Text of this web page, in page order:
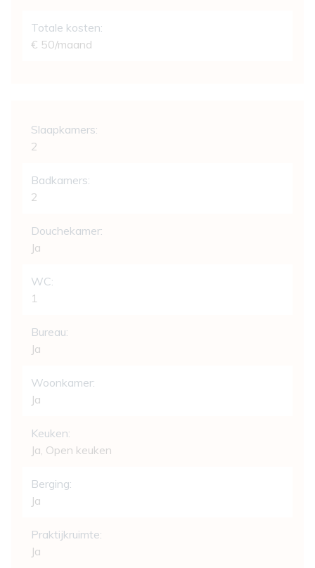
Totale kosten:
€ 50/maand
Slaapkamers:
2
Badkamers:
2
Douchekamer:
Ja
WC:
1
Bureau:
Ja
Woonkamer:
Ja
Keuken:
Ja, Open keuken
Berging:
Ja
Praktijkruimte:
Ja